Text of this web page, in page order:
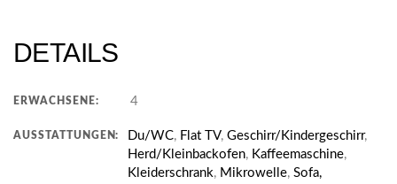
DETAILS
ERWACHSENE: 4
AUSSTATTUNGEN: Du/WC, Flat TV,Geschirr/Kindergeschirr,
Herd/Kleinbackofen, Kaffeemaschine,
Kleiderschrank, Mikrowelle,Sofa,